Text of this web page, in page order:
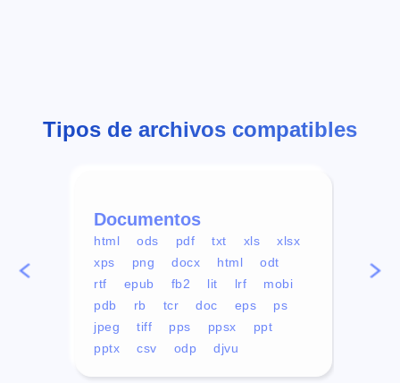
Tipos de archivos compatibles
Documentos
html ods pdf txt xls
xlsx
xps
png docx html
odt
rtf
epub fb2 lit lrf
mobi
pdb
rb tcr doc eps
ps
jpeg
tiff pps ppsx
ppt
pptx
csv odp djvu
mp4